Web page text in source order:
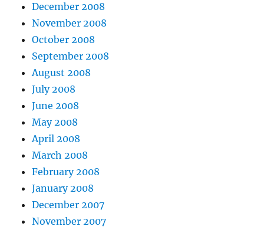
December 2008
November 2008
October 2008
September 2008
August 2008
July 2008
June 2008
May 2008
April 2008
March 2008
February 2008
January 2008
December 2007
November 2007